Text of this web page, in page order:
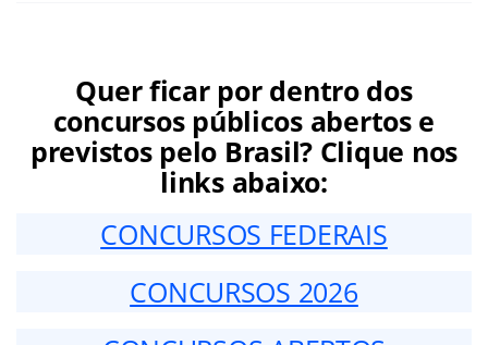
Quer ficar por dentro dos
concursos públicos abertos e
previstos pelo Brasil? Clique nos
links abaixo:
CONCURSOS FEDERAIS
CONCURSOS 2026